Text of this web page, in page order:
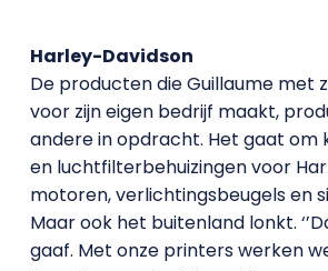
Harley-Davidson
De producten die Guillaume met
voor zijn eigen bedrijf maakt,
andere in opdracht. Het gaat
en luchtfilterbehuizingen voor
motoren, verlichtingsbeugels en
Maar ook het buitenland lonkt.
gaaf. Met onze printers werken